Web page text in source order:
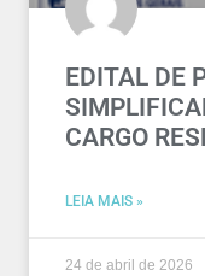
EDITAL DE
CARGO
LEIA MAIS »
24 de abril de 2026